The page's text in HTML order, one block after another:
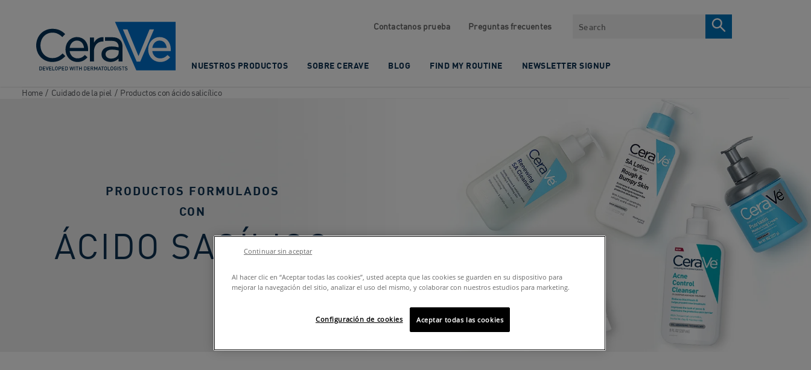
Contactanos prueba Preguntas frecuentes Search
NUESTROS PRODUCTOS SOBRE CERAVE BLOG FIND MY ROUTINE NEWSLETTER SIGNUP
Home / Cuidado de la piel / Productos con ácido salicílico
PRODUCTOS FORMULADOS
CON
ÁCIDO SACÍLICO
Al hacer clic en “Aceptar todas las cookies”, usted acepta que las cookies se guarden en su dispositivo para
mejorar la navegación del sitio, analizar el uso del mismo, y colaborar con nuestros estudios para marketing.
Aceptar todas las cookies
Configuración de cookies
Continuar sin aceptar